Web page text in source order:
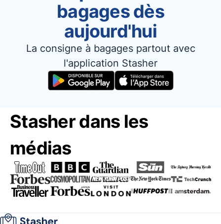
bagages dès
aujourd'hui
La consigne à bagages partout avec
l'application Stasher
Stasher dans les
médias